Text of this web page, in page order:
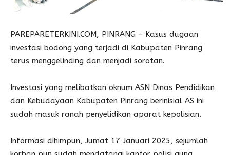
PAREPARETERKINI.COM, PINRANG – Kasus dugaan
investasi bodong yang terjadi di Kabupaten Pinrang
terus menggelinding dan menjadi sorotan.
Investasi yang melibatkan oknum ASN Dinas Pendidikan
dan Kebudayaan Kabupaten Pinrang berinisial AS ini
sudah masuk ranah penyelidikan aparat kepolisian.
Informasi dihimpun, Jumat 17 Januari 2025, sejumlah